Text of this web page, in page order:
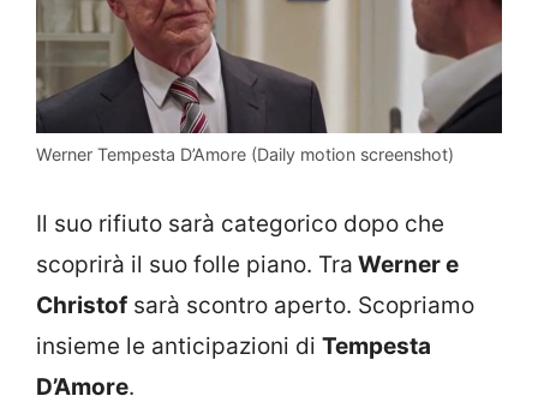
Werner Tempesta D’Amore (Daily motion screenshot)
Il suo rifiuto sarà categorico dopo che
scoprirà il suo folle piano. Tra Werner e
Christof sarà scontro aperto. Scopriamo
insieme le anticipazioni di Tempesta
D’Amore.